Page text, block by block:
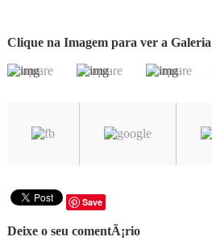
Clique na Imagem para ver a Galeria
Save
Deixe o seu comentÃ¡rio